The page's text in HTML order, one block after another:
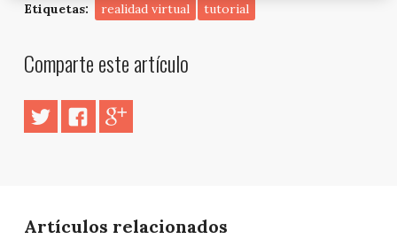
Etiquetas: realidad virtual tutorial
Comparte este artículo
Artículos relacionados